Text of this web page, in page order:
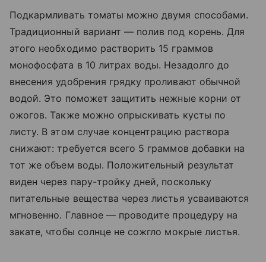
Подкармливать томаты можно двумя способами.
Традиционный вариант — полив под корень. Для
этого необходимо растворить 15 граммов
монофосфата в 10 литрах воды. Незадолго до
внесения удобрения грядку проливают обычной
водой. Это поможет защитить нежные корни от
ожогов. Также можно опрыскивать кусты по
листу. В этом случае концентрацию раствора
снижают: требуется всего 5 граммов добавки на
тот же объем воды. Положительный результат
виден через пару-тройку дней, поскольку
питательные вещества через листья усваиваются
мгновенно. Главное — проводите процедуру на
закате, чтобы солнце не сожгло мокрые листья.